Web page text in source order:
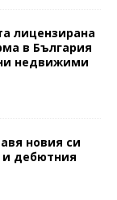
лицензирана
в България
недвижими
новия си
и дебютния